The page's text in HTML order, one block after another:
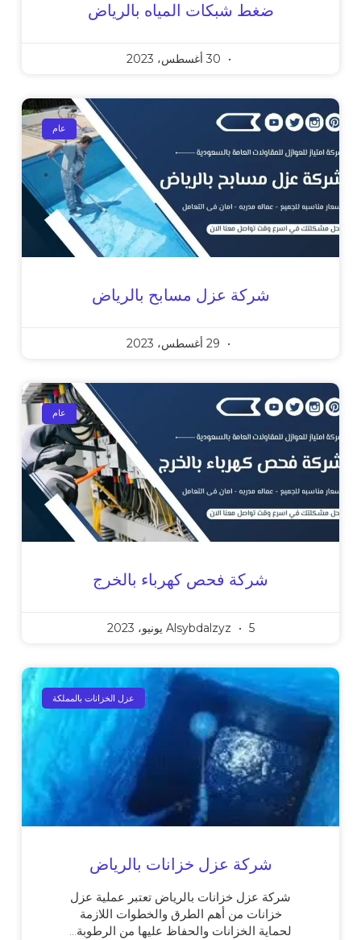
ضغط شبكات المياه بالرياض
عام
شركة عزل مسابح بالرياض
عام
شركة فحص كهرباء بالخرج
Alsybdalzyz 5 يونيو، 2023
عزل الخزانات بالمملكة
شركة عزل خزانات بالرياض
شركة عزل خزانات بالرياض تعتبر عملية عزل
خزانات من أهم الطرق والخطوات اللازمة
لحماية الخزانات والحفاظ عليها من الرطوبة…